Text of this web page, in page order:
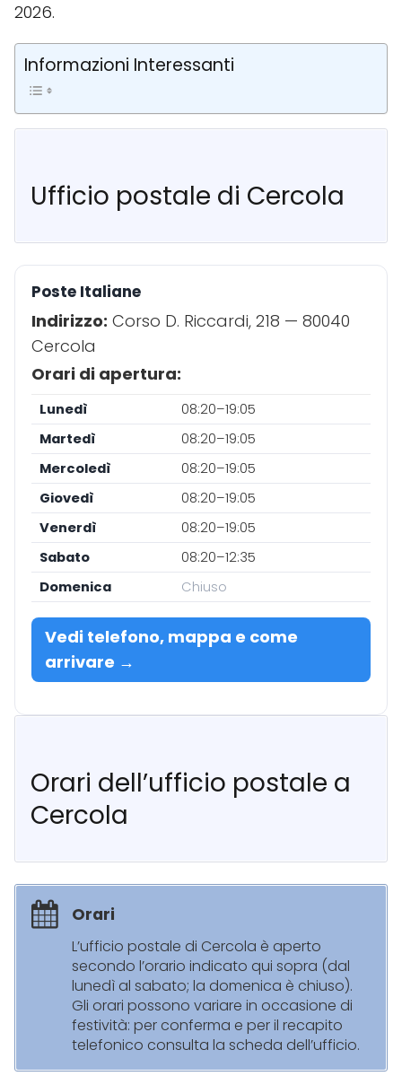
2026.
Informazioni Interessanti
Ufficio postale di Cercola
Poste Italiane
Indirizzo: Corso D. Riccardi, 218 — 80040
Cercola
Orari di apertura:
Lunedì
08:20–19:05
Martedì
08:20–19:05
Mercoledì
08:20–19:05
Giovedì
08:20–19:05
Venerdì
08:20–19:05
Sabato
08:20–12:35
Domenica
Chiuso
Vedi telefono, mappa e come
arrivare →
Orari dell’ufficio postale a
Cercola
Orari
L’ufficio postale di Cercola è aperto
secondo l’orario indicato qui sopra (dal
lunedì al sabato; la domenica è chiuso).
Gli orari possono variare in occasione di
festività: per conferma e per il recapito
telefonico consulta la scheda dell’ufficio.